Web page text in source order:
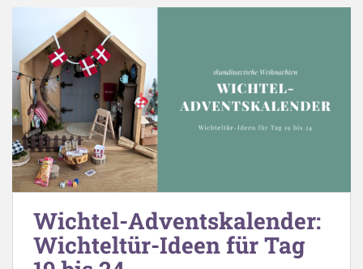
Wichtel-Adventskalender:
Wichteltür-Ideen für Tag